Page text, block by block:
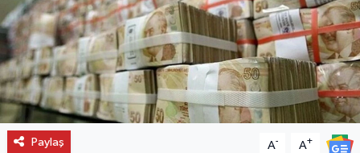
Paylaş A- A+